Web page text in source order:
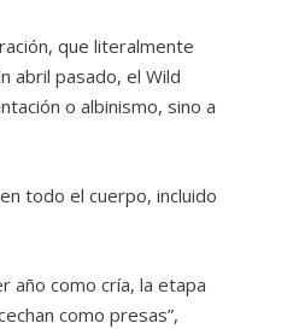
que literalmente
abril pasado, el Wild
o albinismo, sino a
todo el cuerpo, incluido
año como cría, la etapa
como presas”,